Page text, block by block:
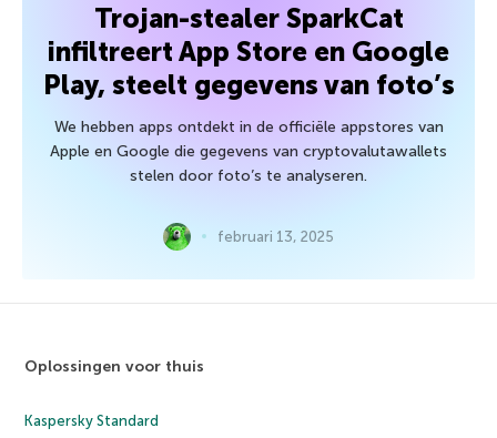
Trojan-stealer SparkCat
infiltreert App Store en Google
Play, steelt gegevens van foto’s
We hebben apps ontdekt in de officiële appstores van
Apple en Google die gegevens van cryptovalutawallets
stelen door foto’s te analyseren.
februari 13, 2025
Oplossingen voor thuis
Kaspersky Standard